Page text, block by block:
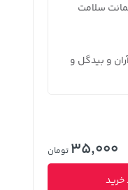
سلامت
و بیدگل و
35,000 تومان